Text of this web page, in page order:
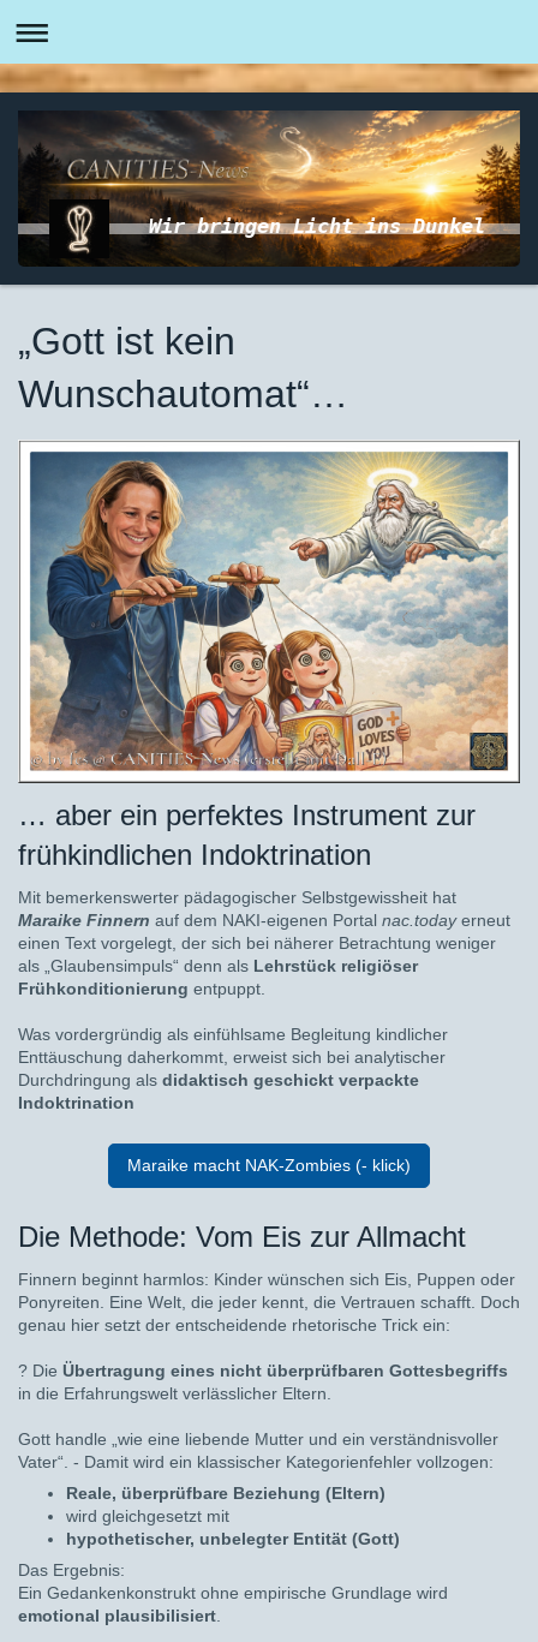
Wir bringen Licht ins Dunkel
„Gott ist kein
Wunschautomat“…
… aber ein perfektes Instrument zur
frühkindlichen Indoktrination
Mit bemerkenswerter pädagogischer Selbstgewissheit hat
Maraike Finnern auf dem NAKI-eigenen Portal nac.todayerneut
einen Text vorgelegt, der sich bei näherer Betrachtung weniger
als „Glaubensimpuls“ denn als Lehrstück religiöser
Frühkonditionierung entpuppt.
Was vordergründig als einfühlsame Begleitung kindlicher
Enttäuschung daherkommt, erweist sich bei analytischer
Durchdringung als didaktisch geschickt verpackte
Indoktrination
Maraike macht NAK-Zombies (- klick)
Die Methode: Vom Eis zur Allmacht
Finnern beginnt harmlos: Kinder wünschen sich Eis, Puppen oder
Ponyreiten. Eine Welt, die jeder kennt, die Vertrauen schafft. Doch
genau hier setzt der entscheidende rhetorische Trick ein:
? Die Übertragung eines nicht überprüfbaren Gottesbegriffs
in die Erfahrungswelt verlässlicher Eltern.
Gott handle „wie eine liebende Mutter und ein verständnisvoller
Vater“. - Damit wird ein klassischer Kategorienfehler vollzogen:
Reale, überprüfbare Beziehung (Eltern)
wird gleichgesetzt mit
hypothetischer, unbelegter Entität (Gott)
Das Ergebnis:
Ein Gedankenkonstrukt ohne empirische Grundlage wird
emotional plausibilisiert.